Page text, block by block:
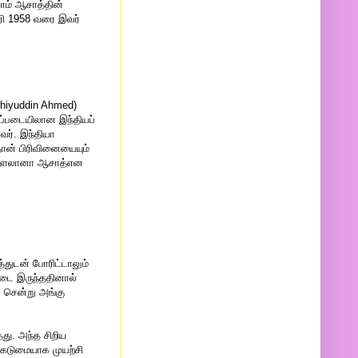
ஆசாத்தின்
1958 வரை இவர்
Ahmed)
இந்தியப்
இந்தியா
பிரிவினையையும்
ஆசாத்என
போரிட்டாலும்
இருந்ததினால்
சென்று அங்கு
அந்த சிறிய
முயற்சி